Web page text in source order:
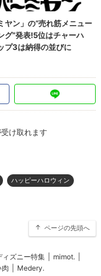
け取れます
ハッピーハロウィン
ページの先頭へ
ィズニー特集 mimot.
肉 Medery.